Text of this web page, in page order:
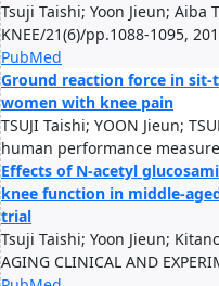
Tsuji Taishi; Yoon Jieun; Aiba
KNEE/21(6)/pp.1088-1095,
PubMed
Ground reaction force in
women with knee pain
TSUJI Taishi; YOON Jieun;
human performance
Effects of N-acetyl
knee function in middle-
trial
Tsuji Taishi; Yoon Jieun;
AGING CLINICAL AND